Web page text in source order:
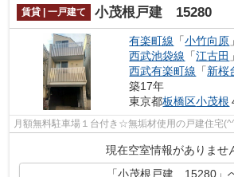
賃貸 | 一戸建て 小茂根戸建 15280
有楽町線 「小竹向原
西武池袋線 「江古田
西武有楽町線 「新桜
築17年
東京都板橋区小茂根
月額無料駐車場１台付き☆無垢材使用の戸建住宅
現在空室情報がありませ
「小茂根戸建 15280」